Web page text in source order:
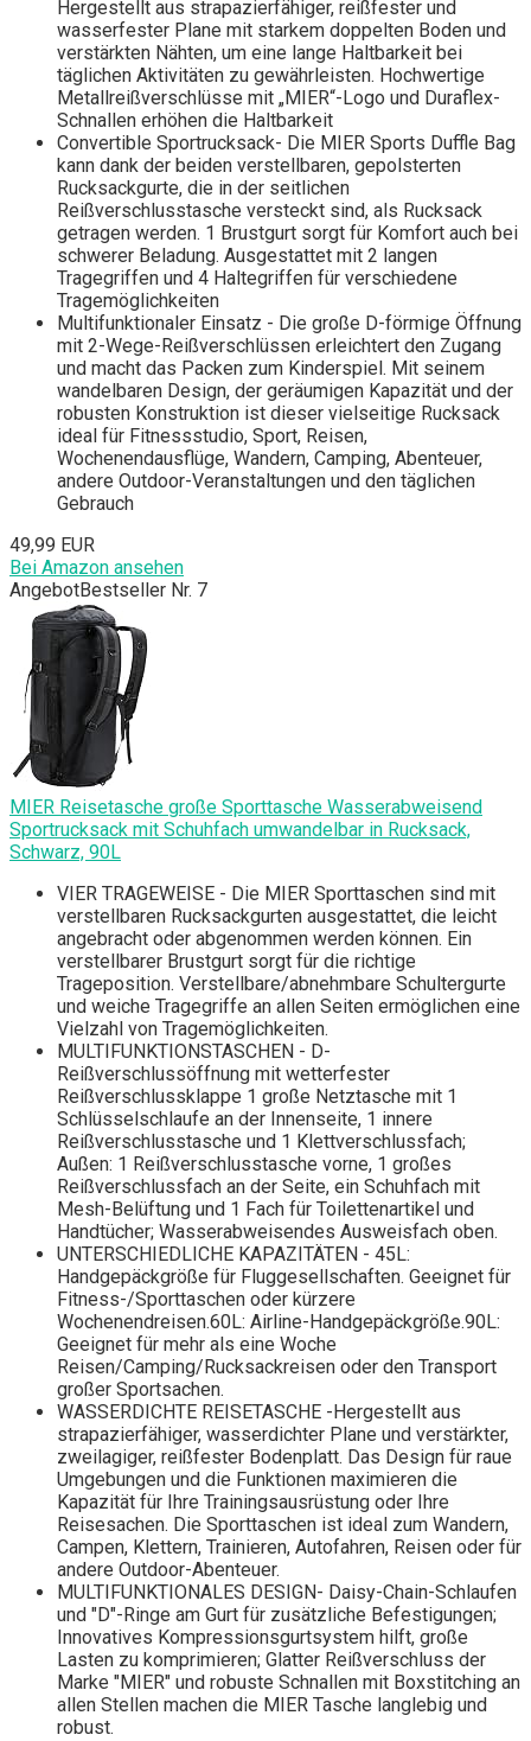
Hergestellt aus strapazierfähiger, reißfester und
wasserfester Plane mit starkem doppelten Boden und
verstärkten Nähten, um eine lange Haltbarkeit bei
täglichen Aktivitäten zu gewährleisten. Hochwertige
Metallreißverschlüsse mit „MIER“-Logo und Duraflex-
Schnallen erhöhen die Haltbarkeit
Convertible Sportrucksack- Die MIER Sports Duffle Bag
kann dank der beiden verstellbaren, gepolsterten
Rucksackgurte, die in der seitlichen
Reißverschlusstasche versteckt sind, als Rucksack
getragen werden. 1 Brustgurt sorgt für Komfort auch bei
schwerer Beladung. Ausgestattet mit 2 langen
Tragegriffen und 4 Haltegriffen für verschiedene
Tragemöglichkeiten
Multifunktionaler Einsatz - Die große D-förmige Öffnung
mit 2-Wege-Reißverschlüssen erleichtert den Zugang
und macht das Packen zum Kinderspiel. Mit seinem
wandelbaren Design, der geräumigen Kapazität und der
robusten Konstruktion ist dieser vielseitige Rucksack
ideal für Fitnessstudio, Sport, Reisen,
Wochenendausflüge, Wandern, Camping, Abenteuer,
andere Outdoor-Veranstaltungen und den täglichen
Gebrauch
49,99 EUR
Bei Amazon ansehen
AngebotBestseller Nr. 7
MIER Reisetasche große Sporttasche Wasserabweisend
Sportrucksack mit Schuhfach umwandelbar in Rucksack,
Schwarz, 90L
VIER TRAGEWEISE - Die MIER Sporttaschen sind mit
verstellbaren Rucksackgurten ausgestattet, die leicht
angebracht oder abgenommen werden können. Ein
verstellbarer Brustgurt sorgt für die richtige
Trageposition. Verstellbare/abnehmbare Schultergurte
und weiche Tragegriffe an allen Seiten ermöglichen eine
Vielzahl von Tragemöglichkeiten.
MULTIFUNKTIONSTASCHEN - D-
Reißverschlussöffnung mit wetterfester
Reißverschlussklappe 1 große Netztasche mit 1
Schlüsselschlaufe an der Innenseite, 1 innere
Reißverschlusstasche und 1 Klettverschlussfach;
Außen: 1 Reißverschlusstasche vorne, 1 großes
Reißverschlussfach an der Seite, ein Schuhfach mit
Mesh-Belüftung und 1 Fach für Toilettenartikel und
Handtücher; Wasserabweisendes Ausweisfach oben.
UNTERSCHIEDLICHE KAPAZITÄTEN - 45L:
Handgepäckgröße für Fluggesellschaften. Geeignet für
Fitness-/Sporttaschen oder kürzere
Wochenendreisen.60L: Airline-Handgepäckgröße.90L:
Geeignet für mehr als eine Woche
Reisen/Camping/Rucksackreisen oder den Transport
großer Sportsachen.
WASSERDICHTE REISETASCHE -Hergestellt aus
strapazierfähiger, wasserdichter Plane und verstärkter,
zweilagiger, reißfester Bodenplatt. Das Design für raue
Umgebungen und die Funktionen maximieren die
Kapazität für Ihre Trainingsausrüstung oder Ihre
Reisesachen. Die Sporttaschen ist ideal zum Wandern,
Campen, Klettern, Trainieren, Autofahren, Reisen oder für
andere Outdoor-Abenteuer.
MULTIFUNKTIONALES DESIGN- Daisy-Chain-Schlaufen
und "D"-Ringe am Gurt für zusätzliche Befestigungen;
Innovatives Kompressionsgurtsystem hilft, große
Lasten zu komprimieren; Glatter Reißverschluss der
Marke "MIER" und robuste Schnallen mit Boxstitching an
allen Stellen machen die MIER Tasche langlebig und
robust.